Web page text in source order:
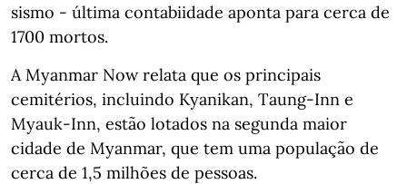
sismo - última contabiidade aponta para cerca de
1700 mortos.
A Myanmar Now relata que os principais
cemitérios, incluindo Kyanikan, Taung-Inn e
Myauk-Inn, estão lotados na segunda maior
cidade de Myanmar, que tem uma população de
cerca de 1,5 milhões de pessoas.